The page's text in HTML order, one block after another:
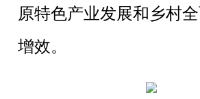
原特色产业发展和乡村
增效。